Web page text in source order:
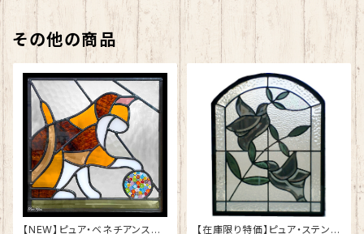
その他の商品
【NEW】ピュア・ベネチアンステ
【在庫限り特価】ピュア・ステンド